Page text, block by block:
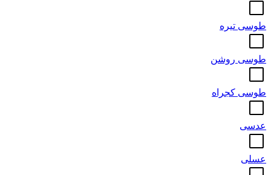
طوسی تیره
طوسی روشن
طوسی کجراه
عدسی
عسلی